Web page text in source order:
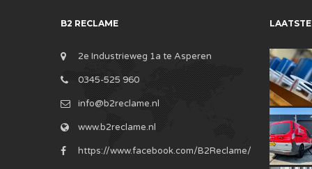
B2 RECLAME
2e Industrieweg 1a te Asperen
0345-525 960
info@b2reclame.nl
www.b2reclame.nl
https://www.facebook.com/B2Reclame/